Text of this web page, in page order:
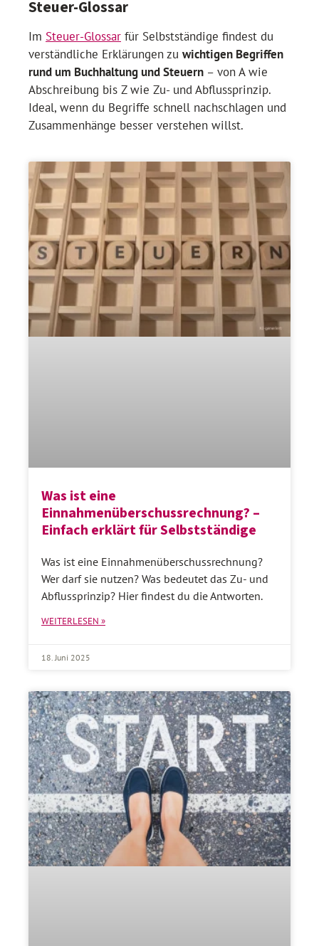
Steuer-Glossar
Im Steuer-Glossar für Selbstständige findest du
verständliche Erklärungen zu wichtigen Begriffen
rund um Buchhaltung und Steuern – von A wie
Abschreibung bis Z wie Zu- und Abflussprinzip.
Ideal, wenn du Begriffe schnell nachschlagen und
Zusammenhänge besser verstehen willst.
Was ist eine
Einnahmenüberschussrechnung? –
Einfach erklärt für Selbstständige
Was ist eine Einnahmenüberschussrechnung?
Wer darf sie nutzen? Was bedeutet das Zu- und
Abflussprinzip? Hier findest du die Antworten.
WEITERLESEN »
18. Juni 2025